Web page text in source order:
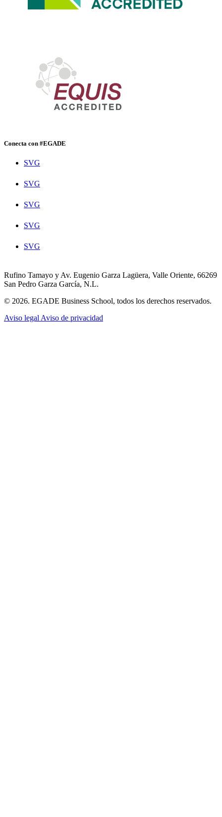
Conecta con #EGADE
SVG
SVG
SVG
SVG
SVG
Rufino Tamayo y Av. Eugenio Garza Lagüera, Valle Oriente, 66269
San Pedro Garza García, N.L.
© 2026. EGADE Business School, todos los derechos reservados.
Aviso legalAviso de privacidad